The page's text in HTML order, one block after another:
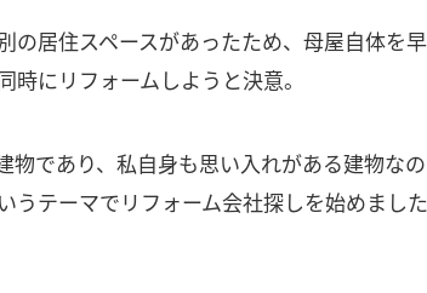
の居住スペースがあったため、母屋自体を
時にリフォームしようと決意。
物であり、私自身も思い入れがある建物な
うテーマでリフォーム会社探しを始めました